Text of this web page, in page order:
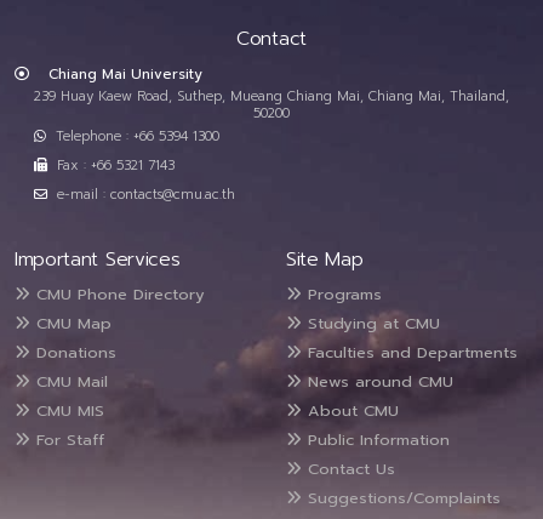
Contact
Chiang Mai University
239 Huay Kaew Road, Suthep, Mueang Chiang Mai, Chiang Mai, Thailand,
50200
Telephone : +66 5394 1300
Fax : +66 5321 7143
e-mail : contacts@cmu.ac.th
Important Services
CMU Phone Directory
CMU Map
Donations
CMU Mail
CMU MIS
For Staff
Site Map
Programs
Studying at CMU
Faculties and Departments
News around CMU
About CMU
Public Information
Contact Us
Suggestions/Complaints